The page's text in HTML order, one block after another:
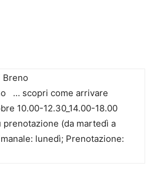
Breno
… scopri come arrivare
10.00-12.30_14.00-18.00
prenotazione (da martedì a
lunedì; Prenotazione: